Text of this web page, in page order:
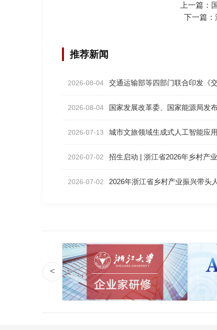
上一篇：
下一篇：
推荐新闻
2026-08-04 交通运输部等四部门联合印发《
2026-08-04 国家发展改革委、国家能源局发
2026-07-13 城市文旅领域生成式人工智能应
2026-07-02 招生启动 | 浙江省2026年乡村产
2026-07-02 2026年浙江省乡村产业振兴带头
<